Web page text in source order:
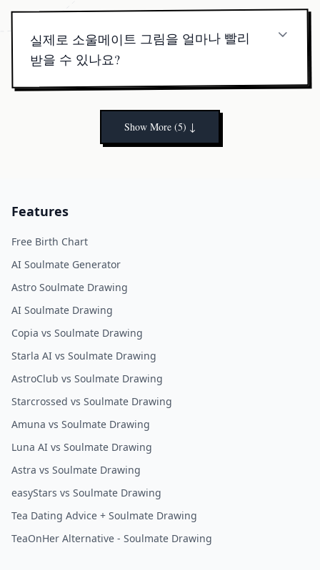
실제로 소울메이트 그림을 얼마나 빨리
받을 수 있나요?
보통 1분 이내에 도착합니다.
Show More (5) ↓
Features
Free Birth Chart
AI Soulmate Generator
Astro Soulmate Drawing
AI Soulmate Drawing
Copia vs Soulmate Drawing
Starla AI vs Soulmate Drawing
AstroClub vs Soulmate Drawing
Starcrossed vs Soulmate Drawing
Amuna vs Soulmate Drawing
Luna AI vs Soulmate Drawing
Astra vs Soulmate Drawing
easyStars vs Soulmate Drawing
Tea Dating Advice + Soulmate Drawing
TeaOnHer Alternative - Soulmate Drawing